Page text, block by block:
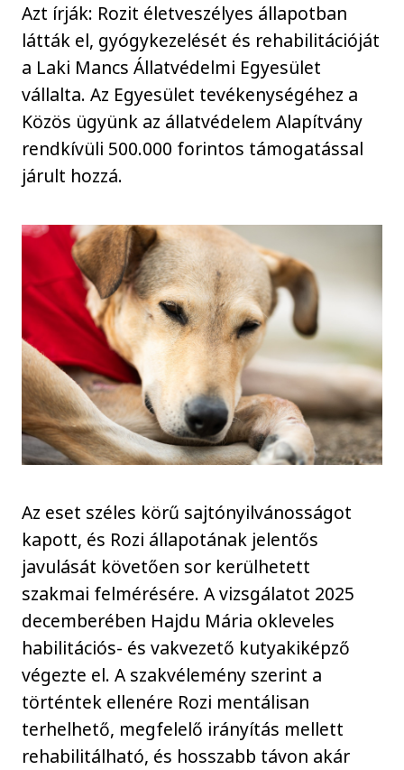
Azt írják: Rozit életveszélyes állapotban
látták el, gyógykezelését és rehabilitációját
a Laki Mancs Állatvédelmi Egyesület
vállalta. Az Egyesület tevékenységéhez a
Közös ügyünk az állatvédelem Alapítvány
rendkívüli 500.000 forintos támogatással
járult hozzá.
Az eset széles körű sajtónyilvánosságot
kapott, és Rozi állapotának jelentős
javulását követően sor kerülhetett
szakmai felmérésére. A vizsgálatot 2025
decemberében Hajdu Mária okleveles
habilitációs- és vakvezető kutyakiképző
végezte el. A szakvélemény szerint a
történtek ellenére Rozi mentálisan
terhelhető, megfelelő irányítás mellett
rehabilitálható, és hosszabb távon akár